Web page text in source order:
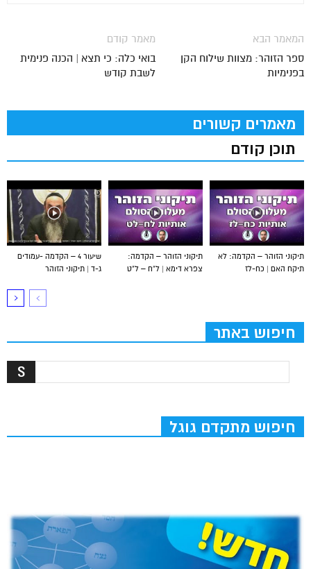
מאמר קודם
בואי כלה: כי תצא | הכנה פנימית
לשבת קודש
המאמר הבא
ספר הזוהר: מצוות שילוח הקן
בפנימיות
מאמרים קשורים
תוכן קודם
שיעור 4 – הקדמה -עמודים
ג-ד | תיקוני הזוהר
תיקוני הזוהר – הקדמה:
צפרא דימא | ל”ח – ל”ט
תיקוני הזוהר – הקדמה: לא
תיקח האם | כח-לז
חיפוש באתר
חיפוש מתקדם גוגל